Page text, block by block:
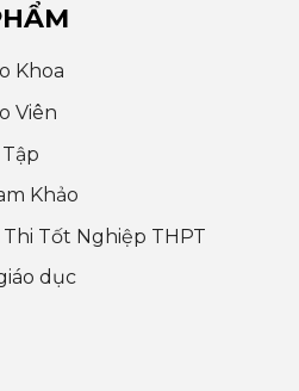
Khoa
Viên
Khảo
Thi Tốt Nghiệp THPT
dục